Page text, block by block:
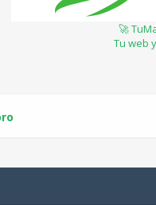
🚀
Tu web